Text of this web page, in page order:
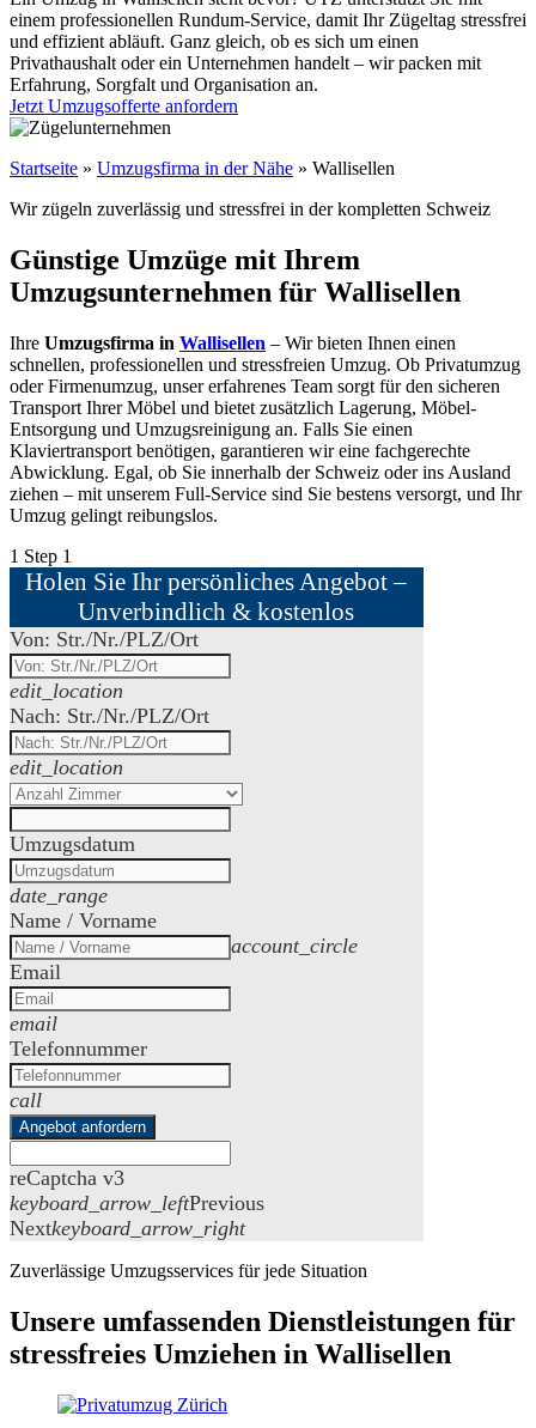
einem professionellen Rundum-Service, damit Ihr Zügeltag stressfrei
und effizient abläuft. Ganz gleich, ob es sich um einen
Privathaushalt oder ein Unternehmen handelt – wir packen mit
Erfahrung, Sorgfalt und Organisation an.
Jetzt Umzugsofferte anfordern
Startseite » Umzugsfirma in der Nähe » Wallisellen
Wir zügeln zuverlässig und stressfrei in der kompletten Schweiz
Günstige Umzüge mit Ihrem
Umzugsunternehmen für Wallisellen
Ihre Umzugsfirma in Wallisellen – Wir bieten Ihnen einen
schnellen, professionellen und stressfreien Umzug. Ob Privatumzug
oder Firmenumzug, unser erfahrenes Team sorgt für den sicheren
Transport Ihrer Möbel und bietet zusätzlich Lagerung, Möbel-
Entsorgung und Umzugsreinigung an. Falls Sie einen
Klaviertransport benötigen, garantieren wir eine fachgerechte
Abwicklung. Egal, ob Sie innerhalb der Schweiz oder ins Ausland
ziehen – mit unserem Full-Service sind Sie bestens versorgt, und Ihr
Umzug gelingt reibungslos.
1 Step 1
Holen Sie Ihr persönliches Angebot –
Unverbindlich & kostenlos
Von: Str./Nr./PLZ/Ort
edit_location
Nach: Str./Nr./PLZ/Ort
edit_location
Umzugsdatum
date_range
Name / Vorname
account_circle
Email
email
Telefonnummer
call
Angebot anfordern
reCaptcha v3
keyboard_arrow_leftPrevious
Nextkeyboard_arrow_right
Zuverlässige Umzugsservices für jede Situation
Unsere umfassenden Dienstleistungen für
stressfreies Umziehen in Wallisellen